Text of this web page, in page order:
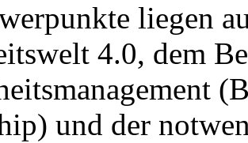
liegen
4.0, dem
und der